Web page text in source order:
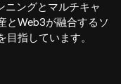
ニングとマルチキャ
とWeb3が融合するソ
指しています。